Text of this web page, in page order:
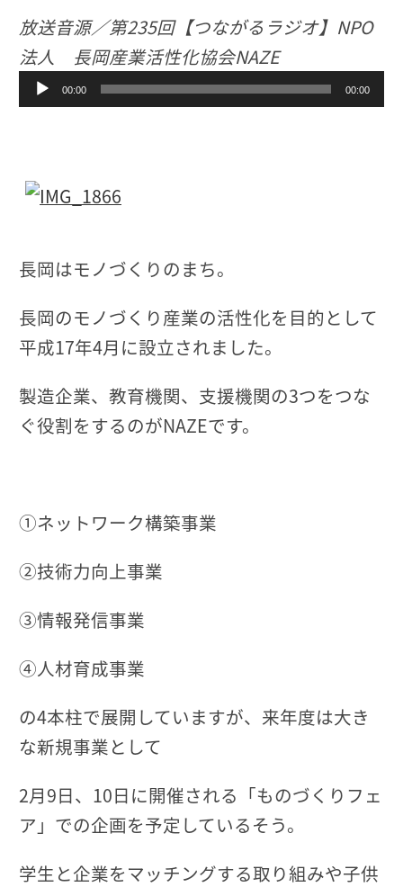
放送音源／第235回【つながるラジオ】NPO
法人 長岡産業活性化協会NAZE
声
ー
00:00 00:00
長岡はモノづくりのまち。
長岡のモノづくり産業の活性化を目的として
平成17年4月に設立されました。
製造企業、教育機関、支援機関の3つをつな
ぐ役割をするのがNAZEです。
①ネットワーク構築事業
②技術力向上事業
③情報発信事業
④人材育成事業
の4本柱で展開していますが、来年度は大き
な新規事業として
2月9日、10日に開催される「ものづくりフェ
ア」での企画を予定しているそう。
学生と企業をマッチングする取り組みや子供